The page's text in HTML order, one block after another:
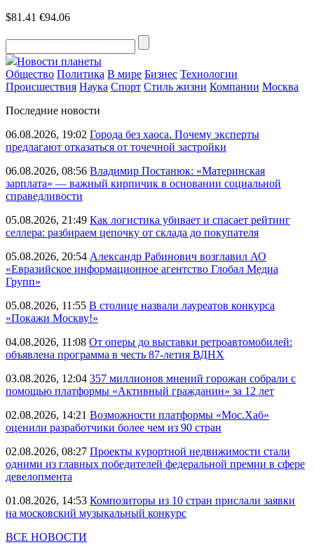
$81.41 €94.06
Новости планеты
Общество Политика В мире Бизнес Технологии
Происшествия Наука Спорт Стиль жизни Компании Москва
Последние новости
06.08.2026, 19:02 Города без хаоса. Почему эксперты
предлагают отказаться от точечной застройки
06.08.2026, 08:56 Владимир Постанюк: «Материнская
зарплата» — важный кирпичик в основании социальной
справедливости
05.08.2026, 21:49 Как логистика убивает и спасает рейтинг
селлера: разбираем цепочку от склада до покупателя
05.08.2026, 20:54 Александр Рабинович возглавил АО
«Евразийское информационное агентство Глобал Медиа
Групп»
05.08.2026, 11:55 В столице назвали лауреатов конкурса
«Покажи Москву!»
04.08.2026, 11:08 От оперы до выставки ретроавтомобилей:
объявлена программа в честь 87-летия ВДНХ
03.08.2026, 12:04 357 миллионов мнений горожан собрали с
помощью платформы «Активный гражданин» за 12 лет
02.08.2026, 14:21 Возможности платформы «Мос.Хаб»
оценили разработчики более чем из 90 стран
02.08.2026, 08:27 Проекты курортной недвижимости стали
одними из главных победителей федеральной премии в сфере
девелопмента
01.08.2026, 14:53 Композиторы из 10 стран прислали заявки
на московский музыкальный конкурс
ВСЕ НОВОСТИ